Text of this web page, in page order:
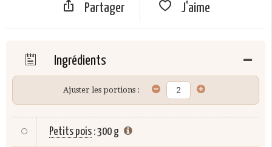
Partager J'aime
Ingrédients
Ajuster les portions :
Petits pois :300 g